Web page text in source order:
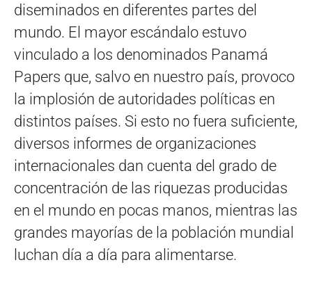
diseminados en diferentes partes del
mundo. El mayor escándalo estuvo
vinculado a los denominados Panamá
Papers que, salvo en nuestro país, provoco
la implosión de autoridades políticas en
distintos países. Si esto no fuera suficiente,
diversos informes de organizaciones
internacionales dan cuenta del grado de
concentración de las riquezas producidas
en el mundo en pocas manos, mientras las
grandes mayorías de la población mundial
luchan día a día para alimentarse.